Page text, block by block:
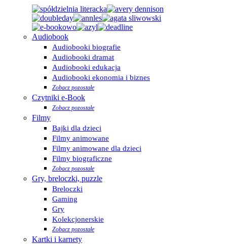
Audiobook
Audiobooki biografie
Audiobooki dramat
Audiobooki edukacja
Audiobooki ekonomia i biznes
Zobacz pozostałe
Czytniki e-Book
Zobacz pozostałe
Filmy
Bajki dla dzieci
Filmy animowane
Filmy animowane dla dzieci
Filmy biograficzne
Zobacz pozostałe
Gry, breloczki, puzzle
Breloczki
Gaming
Gry
Kolekcjonerskie
Zobacz pozostałe
Kartki i karnety